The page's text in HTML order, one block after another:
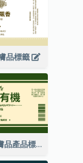
品標籤
天然有機護膚品產品標籤